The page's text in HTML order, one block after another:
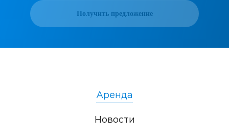
Получить предложение
Аренда
Новости